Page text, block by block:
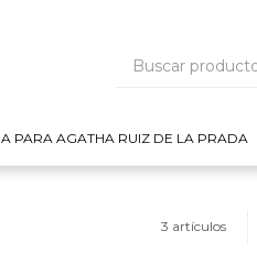
PARA AGATHA RUIZ DE LA PRADA
3 artículos